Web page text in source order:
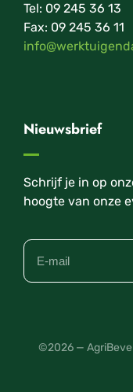
Tel: 09 245 36 13
Fax: 09 245 36 11
Nieuwsbrief
Schrijf je in op
hoogte van onze
©2026 —